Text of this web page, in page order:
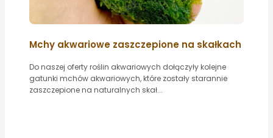
Mchy akwariowe zaszczepione na skałkach
Do naszej oferty roślin akwariowych dołączyły kolejne
gatunki mchów akwariowych, które zostały starannie
zaszczepione na naturalnych skał...